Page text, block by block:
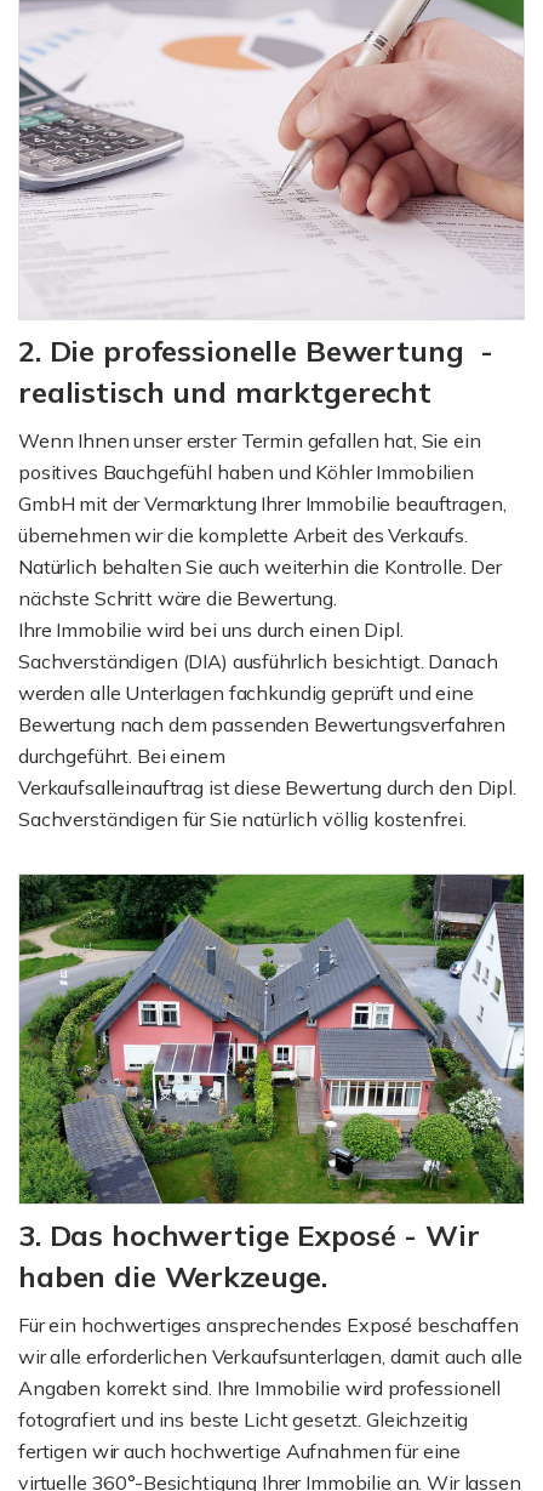
2. Die professionelle Bewertung -
realistisch und marktgerecht
Wenn Ihnen unser erster Termin gefallen hat, Sie ein
positives Bauchgefühl haben und Köhler Immobilien
GmbH mit der Vermarktung Ihrer Immobilie beauftragen,
übernehmen wir die komplette Arbeit des Verkaufs.
Natürlich behalten Sie auch weiterhin die Kontrolle. Der
nächste Schritt wäre die Bewertung.
Ihre Immobilie wird bei uns durch einen Dipl.
Sachverständigen (DIA) ausführlich besichtigt. Danach
werden alle Unterlagen fachkundig geprüft und eine
Bewertung nach dem passenden Bewertungsverfahren
durchgeführt. Bei einem
Verkaufsalleinauftrag ist diese Bewertung durch den Dipl.
Sachverständigen für Sie natürlich völlig kostenfrei.
3. Das hochwertige Exposé - Wir
haben die Werkzeuge.
Für ein hochwertiges ansprechendes Exposé beschaffen
wir alle erforderlichen Verkaufsunterlagen, damit auch alle
Angaben korrekt sind. Ihre Immobilie wird professionell
fotografiert und ins beste Licht gesetzt. Gleichzeitig
fertigen wir auch hochwertige Aufnahmen für eine
virtuelle 360°-Besichtigung Ihrer Immobilie an. Wir lassen